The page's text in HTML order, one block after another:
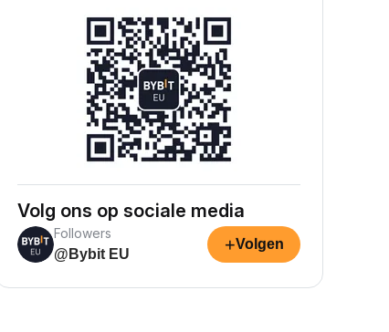
Volg ons op sociale media
Followers
@Bybit EU
+Volgen